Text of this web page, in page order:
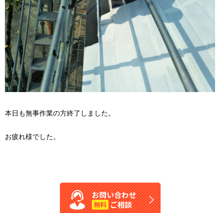
本日も無事作業の方終了しました。
お疲れ様でした。
お問い合わせ
無料 ご相談